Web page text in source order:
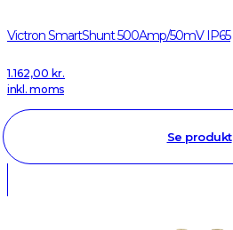
Victron SmartShunt 500Amp/50mV IP65
1.162,00 kr.
inkl. moms
Se produkt